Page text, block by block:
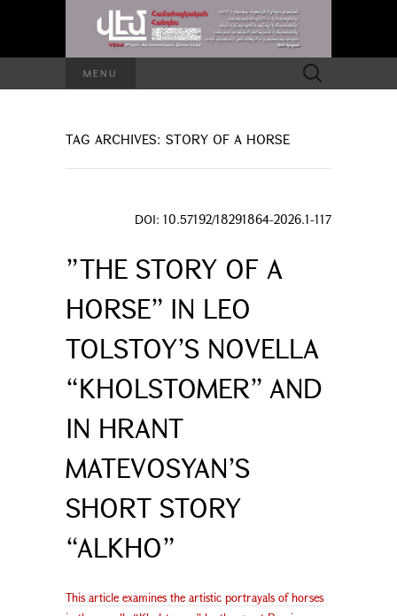
MENU
Search
for:
TAG ARCHIVES: STORY OF A HORSE
DOI: 10.57192/18291864-2026.1-117
”THE STORY OF A
HORSE” IN LEO
TOLSTOY’S NOVELLA
“KHOLSTOMER” AND
IN HRANT
MATEVOSYAN’S
SHORT STORY
“ALKHO”
This article examines the artistic portrayals of horses